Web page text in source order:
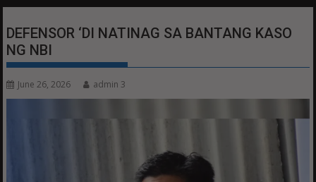
DEFENSOR ‘DI NATINAG SA BANTANG KASO
NG NBI
June 26, 2026 admin 3